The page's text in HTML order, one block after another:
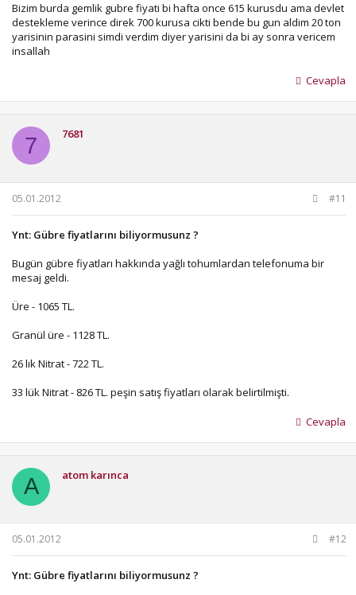
Bizim burda gemlik gubre fiyati bi hafta once 615 kurusdu ama devlet
destekleme verince direk 700 kurusa cikti bende bu gun aldim 20 ton
yarisinin parasini simdi verdim diyer yarisini da bi ay sonra vericem
insallah
Cevapla
7 7681
05.01.2012 #11
Ynt: Gübre fiyatlarını biliyormusunz ?
Bugün gübre fiyatları hakkında yağlı tohumlardan telefonuma bir
mesaj geldi.
Üre - 1065 TL.
Granül üre - 1128 TL.
26 lık Nitrat - 722 TL.
33 lük Nitrat - 826 TL. peşin satış fiyatları olarak belirtilmişti.
Cevapla
A atom karınca
05.01.2012 #12
Ynt: Gübre fiyatlarını biliyormusunz ?